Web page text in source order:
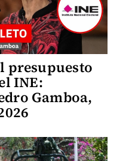
presupuesto
INE:
Gamboa,